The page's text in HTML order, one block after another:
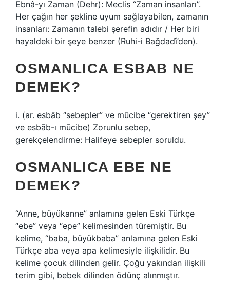
Ebnâ-yı Zaman (Dehr): Meclis “Zaman insanları”.
Her çağın her şekline uyum sağlayabilen, zamanın
insanları: Zamanın talebi şerefin adıdır / Her biri
hayaldeki bir şeye benzer (Ruhi-i Bağdadî’den).
OSMANLICA ESBAB NE
DEMEK?
i. (ar. esbāb “sebepler” ve mūcibe “gerektiren şey”
ve esbāb-ı mūcibe) Zorunlu sebep,
gerekçelendirme: Halifeye sebepler soruldu.
OSMANLICA EBE NE
DEMEK?
“Anne, büyükanne” anlamına gelen Eski Türkçe
“ebe” veya “epe” kelimesinden türemiştir. Bu
kelime, “baba, büyükbaba” anlamına gelen Eski
Türkçe aba veya apa kelimesiyle ilişkilidir. Bu
kelime çocuk dilinden gelir. Çoğu yakından ilişkili
terim gibi, bebek dilinden ödünç alınmıştır.